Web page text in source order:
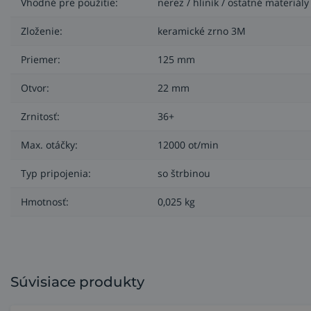
ušetrí veľa času oproti lamelovému kotúču.
Ide o pokročilé riešenie pre náročné aplikácie, ktoré
podielom niklu,
Precízne tvarované keramické zrno 3M™
Spoločnosť 3M vytvorila zrná trojuholníkového tvaru a
masla, namiesto aby ho odieraly alebo kyprili ako
Zloženie: keramické zrno 3M
Priemer: 125 mm
Otvor: 22 mm
Zrnitosť: 36+
Max. otáčky: 12000 ot/min
Typ pripojenia: so štrbinou
Hmotnosť: 0,025 kg
Súvisiace produkty